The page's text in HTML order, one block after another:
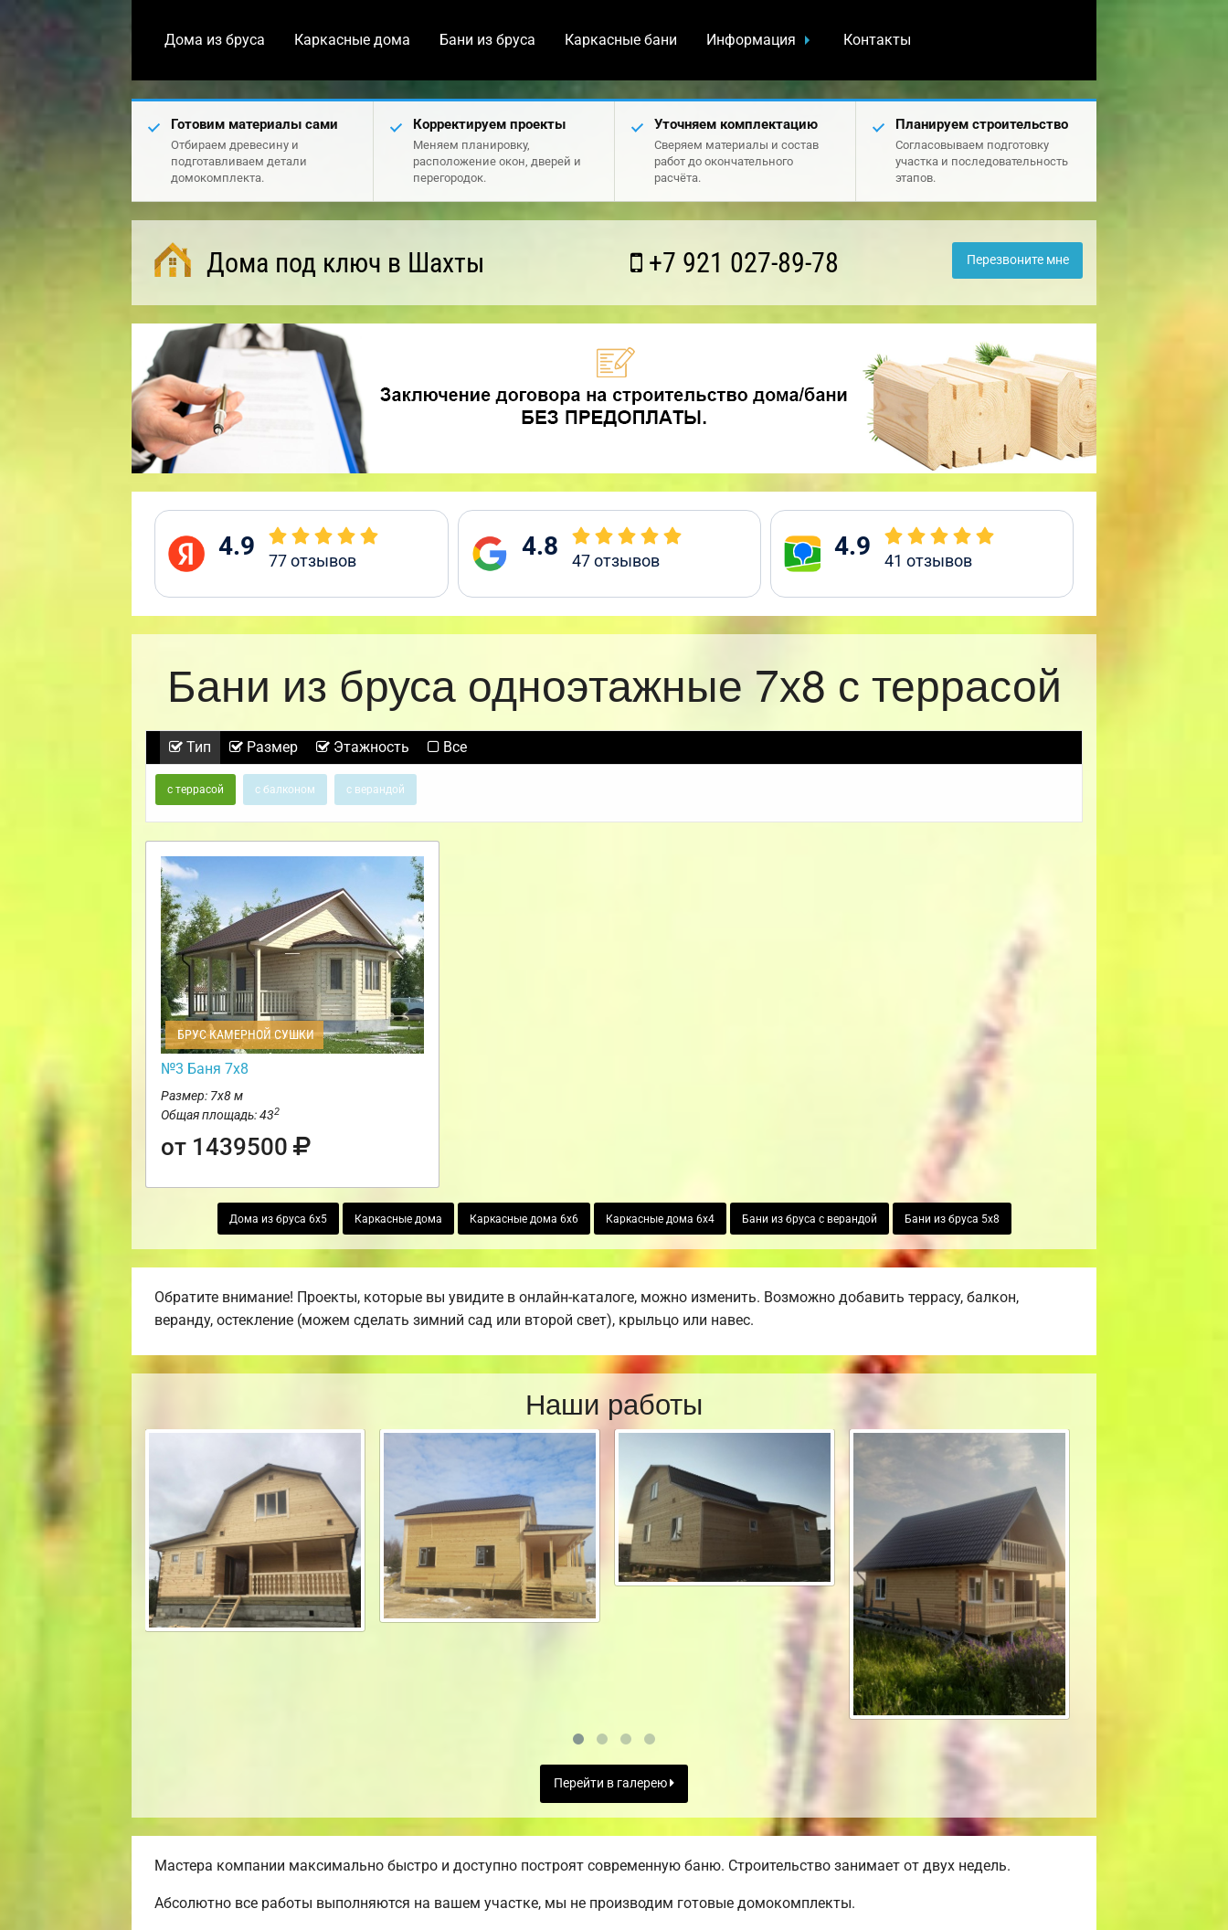
Дома из бруса Каркасные дома Бани из бруса Каркасные бани Информация Контакты
Готовим материалы сами
Отбираем древесину и
подготавливаем детали
домокомплекта.
Корректируем проекты
Меняем планировку,
расположение окон, дверей и
перегородок.
Уточняем комплектацию
Сверяем материалы и состав
работ до окончательного
расчёта.
Планируем строительство
Согласовываем подготовку
участка и последовательность
этапов.
Дома под ключ в Шахты +7 921 027-89-78 Перезвоните мне
4.9 77отзывов 4.8 47отзывов 4.9 41 отзывов
Бани из бруса одноэтажные 7х8 с террасой
Тип Размер Этажность Все
с террасой с балконом с верандой
БРУС КАМЕРНОЙ СУШКИ
№3 Баня 7х8
Размер: 7х8 м
Общая площадь: 432
от 1439500
Дома из бруса 6х5 Каркасные дома Каркасные дома 6х6 Каркасные дома 6х4 Бани из бруса с верандой Бани из бруса 5х8
Обратите внимание! Проекты, которые вы увидите в онлайн-каталоге, можно изменить. Возможно добавить террасу, балкон,
веранду, остекление (можем сделать зимний сад или второй свет), крыльцо или навес.
Наши работы
Перейти в галерею
Мастера компании максимально быстро и доступно построят современную баню. Строительство занимает от двух недель.
Абсолютно все работы выполняются на вашем участке, мы не производим готовые домокомплекты.